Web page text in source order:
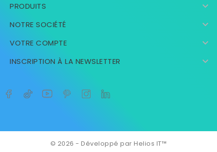
PRODUITS 
NOTRE SOCIÉTÉ 
VOTRE COMPTE 
INSCRIPTION À LA NEWSLETTER 
© 2026 - Développé par Helios IT™